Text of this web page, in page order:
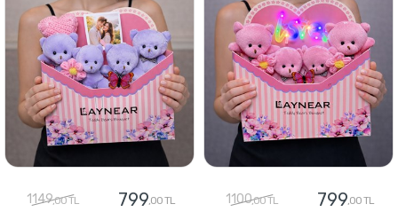
1149,00 TL 799,00 TL 1100,00 TL 799,00 TL